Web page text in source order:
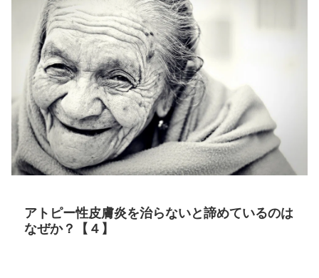
アトピー性皮膚炎を治らないと諦めているのは
なぜか？【４】